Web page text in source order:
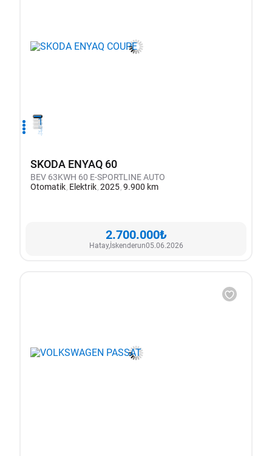
1
2
3
4
SKODA ENYAQ 60
BEV 63KWH 60 E-SPORTLINE AUTO
Otomatik Elektrik20259.900 km
2.700.000₺
Hatay,İskenderun05.06.2026